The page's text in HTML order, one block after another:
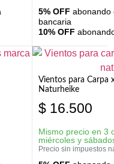
5% OFF abonando
bancaria
10% OFF
Vientos para Carpa
Naturheike
$ 16.500
Mismo precio en 3
miércoles y
Precio sin impuestos